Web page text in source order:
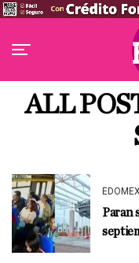
ALL
EDOMEX
Paran